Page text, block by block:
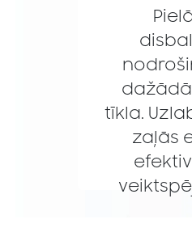
tīkla.
zaļās